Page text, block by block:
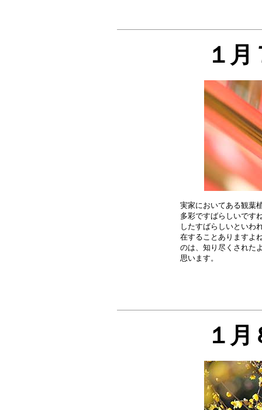
１
実家においてある観葉
多彩ですばらしいです
したすばらしいといわ
在することありますよ
のは、知り尽くされた
１